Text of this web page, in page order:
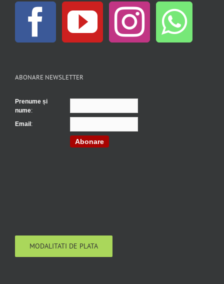
ABONARE NEWSLETTER
Prenume și
nume:
Email :
Abonare
MODALITATI DE PLATA